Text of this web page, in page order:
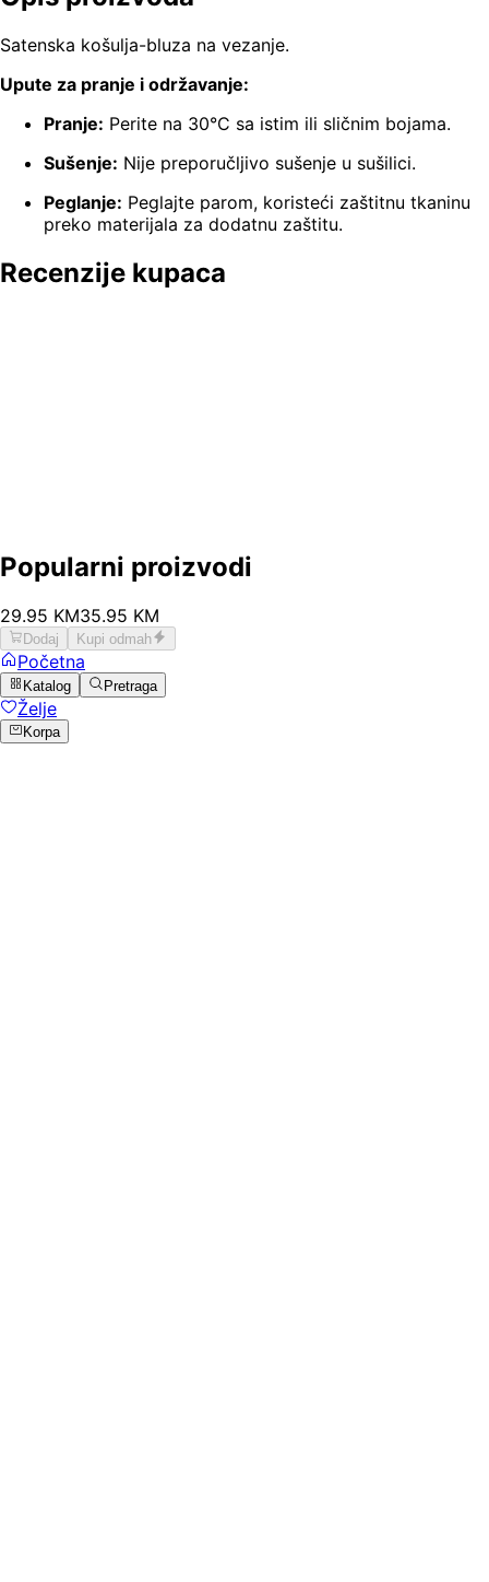
Satenska košulja-bluza na vezanje.
Upute za pranje i održavanje:
Pranje: Perite na 30°C sa istim ili sličnim bojama.
Sušenje: Nije preporučljivo sušenje u sušilici.
Peglanje: Peglajte parom, koristeći zaštitnu tkaninu
preko materijala za dodatnu zaštitu.
Recenzije kupaca
Popularni proizvodi
29.95 KM35.95 KM
Dodaj Kupi odmah
Početna
Katalog Pretraga
Želje
Korpa